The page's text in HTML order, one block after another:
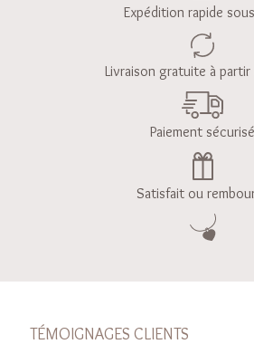
Expédition rapide
Livraison gratuite à
Paiement sécurisé
Satisfait ou
TÉMOIGNAGES CLIENTS